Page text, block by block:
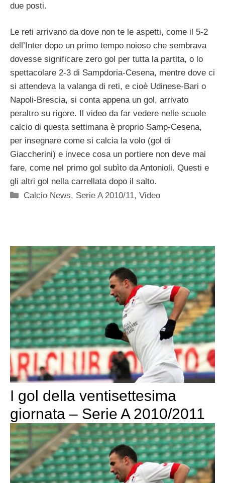
due posti.
Le reti arrivano da dove non te le aspetti, come il 5-2
dell’Inter dopo un primo tempo noioso che sembrava
dovesse significare zero gol per tutta la partita, o lo
spettacolare 2-3 di Sampdoria-Cesena, mentre dove ci
si attendeva la valanga di reti, e cioè Udinese-Bari o
Napoli-Brescia, si conta appena un gol, arrivato
peraltro su rigore. Il video da far vedere nelle scuole
calcio di questa settimana è proprio Samp-Cesena,
per insegnare come si calcia la volo (gol di
Giaccherini) e invece cosa un portiere non deve mai
fare, come nel primo gol subìto da Antonioli. Questi e
gli altri gol nella carrellata dopo il salto.
Categorie
Calcio News, Serie A 2010/11,Video
I gol della ventisettesima
giornata – Serie A 2010/2011